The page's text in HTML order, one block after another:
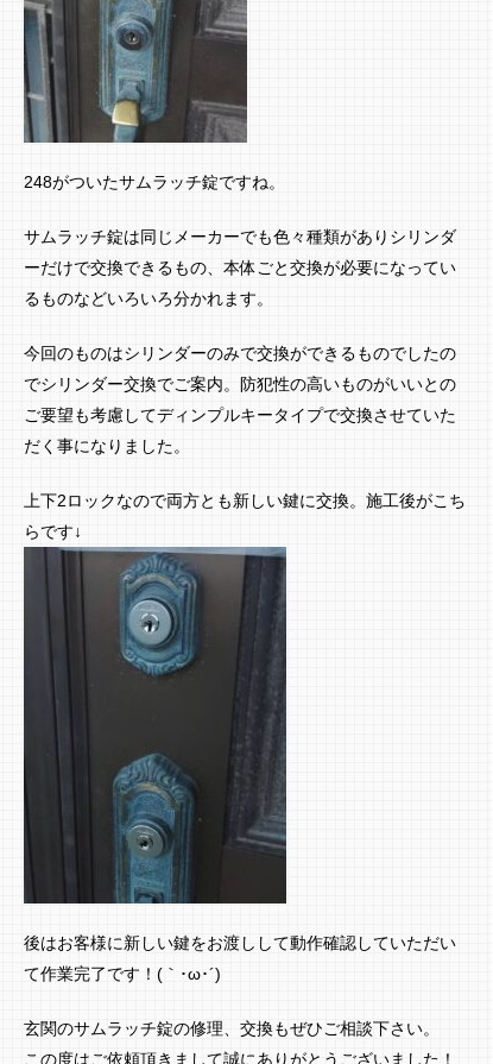
248がついたサムラッチ錠ですね。
サムラッチ錠は同じメーカーでも色々種類がありシリンダ
ーだけで交換できるもの、本体ごと交換が必要になってい
るものなどいろいろ分かれます。
今回のものはシリンダーのみで交換ができるものでしたの
でシリンダー交換でご案内。防犯性の高いものがいいとの
ご要望も考慮してディンプルキータイプで交換させていた
だく事になりました。
上下2ロックなので両方とも新しい鍵に交換。施工後がこち
らです↓
後はお客様に新しい鍵をお渡しして動作確認していただい
て作業完了です！(｀･ω･´)ゞ
玄関のサムラッチ錠の修理、交換もぜひご相談下さい。
この度はご依頼頂きまして誠にありがとうございました！